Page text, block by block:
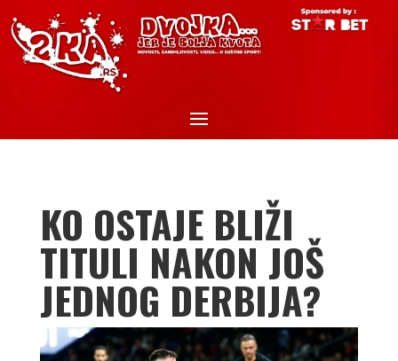
KO OSTAJE BLIŽI
TITULI NAKON JOŠ
JEDNOG DERBIJA?